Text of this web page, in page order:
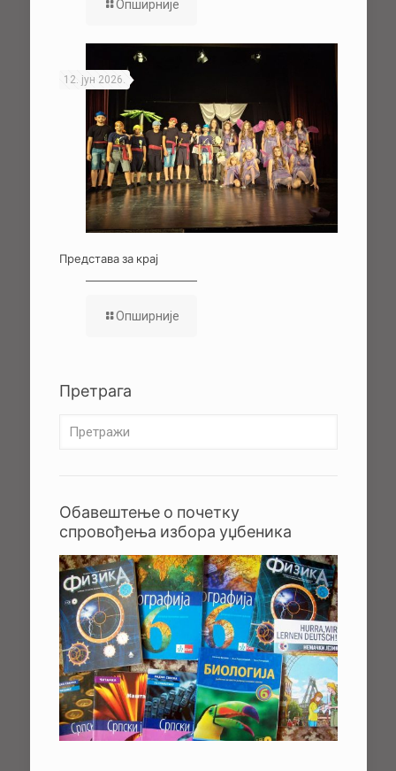
Опширније
12. јун 2026.
Представа за крај
Опширније
Претрага
Обавештење о почетку
спровођења избора уџбеника